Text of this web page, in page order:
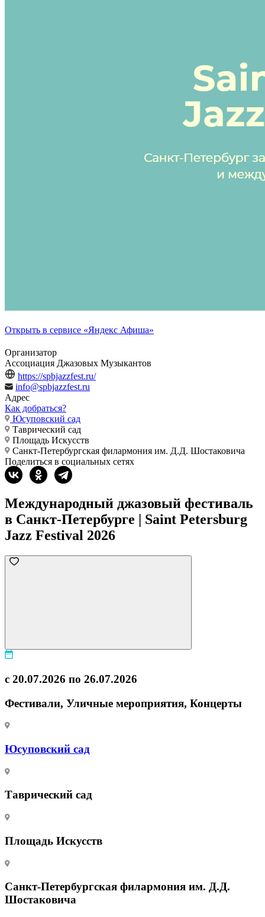
Открыть в сервисе «Яндекс Афиша»
Организатор
Ассоциация Джазовых Музыкантов
https://spbjazzfest.ru/
info@spbjazzfest.ru
Адрес
Как добраться?
Юсуповский сад
Таврический сад
Площадь Искусств
Санкт-Петербургская филармония им. Д.Д. Шостаковича
Поделиться в социальных сетях
Международный джазовый фестиваль
в Санкт-Петербурге | Saint Petersburg
Jazz Festival 2026
с 20.07.2026 по 26.07.2026
Фестивали, Уличные мероприятия, Концерты
Юсуповский сад
Таврический сад
Площадь Искусств
Санкт-Петербургская филармония им. Д.Д.
Шостаковича